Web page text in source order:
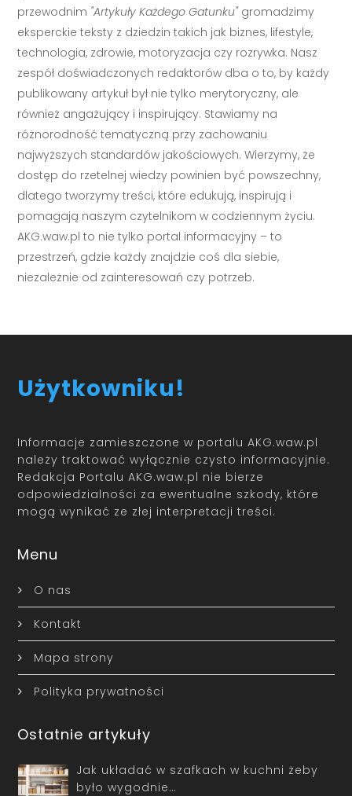
przewodnim "Artykuły Każdego Gatunku"gromadzimy
eksperckie teksty z dziedzin takich jak biznes, lifestyle,
technologia, zdrowie, motoryzacja czy rozrywka. Nasz
zespół doświadczonych redaktorów dba o to, by każdy
publikowany artykuł był nie tylko merytoryczny, ale
również angażujący i inspirujący. Stawiamy na
różnorodność tematyczną przy zachowaniu
najwyższych standardów jakościowych. Wierzymy, że
dostęp do rzetelnej wiedzy powinien być powszechny,
dlatego tworzymy treści, które edukują, inspirują i
pomagają naszym czytelnikom w codziennym życiu.
AKG.waw.pl to nie tylko portal informacyjny – to
przestrzeń, gdzie każdy znajdzie coś dla siebie,
niezależnie od zainteresowań czy potrzeb.
Użytkowniku!
Informacje zamieszczone w portalu AKG.waw.pl
należy traktować wyłącznie czysto informacyjnie.
Redakcja Portalu AKG.waw.pl nie bierze
odpowiedzialności za ewentualne szkody, które
mogą wynikać ze złej interpretacji treści.
Menu
O nas
Kontakt
Mapa strony
Polityka prywatności
Ostatnie artykuły
Jak układać w szafkach w kuchni żeby
było wygodnie…